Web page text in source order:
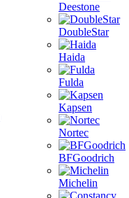
Deestone
DoubleStar
Haida
Fulda
Kapsen
Nortec
BFGoodrich
Michelin